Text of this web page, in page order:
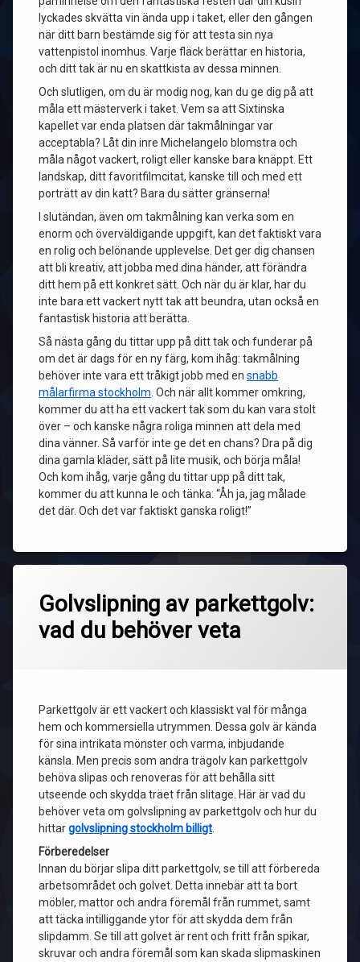
lyckades skvätta vin ända upp i taket, eller den gången
när ditt barn bestämde sig för att testa sin nya
vattenpistol inomhus. Varje fläck berättar en historia,
och ditt tak är nu en skattkista av dessa minnen.
Och slutligen, om du är modig nog, kan du ge dig på att
måla ett mästerverk i taket. Vem sa att Sixtinska
kapellet var enda platsen där takmålningar var
acceptabla? Låt din inre Michelangelo blomstra och
måla något vackert, roligt eller kanske bara knäppt. Ett
landskap, ditt favoritfilmcitat, kanske till och med ett
porträtt av din katt? Bara du sätter gränserna!
I slutändan, även om takmålning kan verka som en
enorm och överväldigande uppgift, kan det faktiskt vara
en rolig och belönande upplevelse. Det ger dig chansen
att bli kreativ, att jobba med dina händer, att förändra
ditt hem på ett konkret sätt. Och när du är klar, har du
inte bara ett vackert nytt tak att beundra, utan också en
fantastisk historia att berätta.
Så nästa gång du tittar upp på ditt tak och funderar på
om det är dags för en ny färg, kom ihåg: takmålning
behöver inte vara ett tråkigt jobb med en snabb
målarfirma stockholm . Och när allt kommer omkring,
kommer du att ha ett vackert tak som du kan vara stolt
över – och kanske några roliga minnen att dela med
dina vänner. Så varför inte ge det en chans? Dra på dig
dina gamla kläder, sätt på lite musik, och börja måla!
Och kom ihåg, varje gång du tittar upp på ditt tak,
kommer du att kunna le och tänka: “Åh ja, jag målade
det där. Och det var faktiskt ganska roligt!”
Golvslipning av parkettgolv:
vad du behöver veta
Parkettgolv är ett vackert och klassiskt val för många
hem och kommersiella utrymmen. Dessa golv är kända
för sina intrikata mönster och varma, inbjudande
känsla. Men precis som andra trägolv kan parkettgolv
behöva slipas och renoveras för att behålla sitt
utseende och skydda träet från slitage. Här är vad du
behöver veta om golvslipning av parkettgolv och hur du
hittargolvslipning stockholm billigt
Förberedelser
Innan du börjar slipa ditt parkettgolv, se till att förbereda
arbetsområdet och golvet. Detta innebär att ta bort
möbler, mattor och andra föremål från rummet, samt
att täcka intilliggande ytor för att skydda dem från
slipdamm. Se till att golvet är rent och fritt från spikar,
skruvar och andra föremål som kan skada slipmaskinen